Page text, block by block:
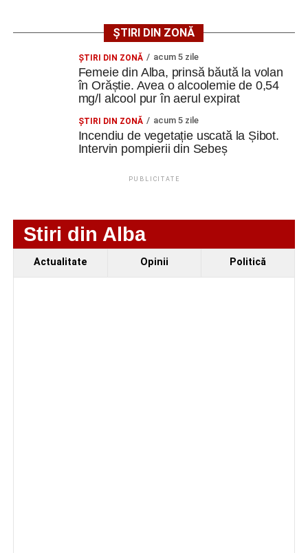
Ultimele știri din Cugir
„Roș-albaștrii”, o nouă victorie în meciurile de
pregătire: Metalurgistul Cugir – FC Inter Sibiu 1-0
Cum și-a construit un informatician din Cugir propria
mașină solară. Vehiculul a ajuns și la o expoziție din
Facebook Messenger WhatsApp
ȘTIRI DIN ZONĂ
ŞTIRI DIN ZONĂ acum 5 zile
Femeie din Alba, prinsă băută la volan
în Orăștie. Avea o alcoolemie de 0,54
mg/l alcool pur în aerul expirat
ŞTIRI DIN ZONĂ acum 5 zile
Incendiu de vegetație uscată la Șibot.
Intervin pompierii din Sebeș
PUBLICITATE
Stiri din Alba
Actualitate Opinii Politică